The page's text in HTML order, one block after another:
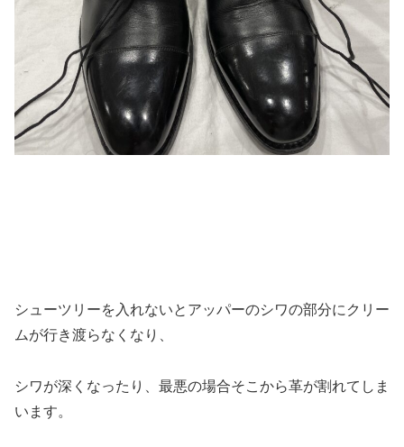
シューツリーを入れないとアッパーのシワの部分にクリー
ムが行き渡らなくなり、
シワが深くなったり、最悪の場合そこから革が割れてしま
います。